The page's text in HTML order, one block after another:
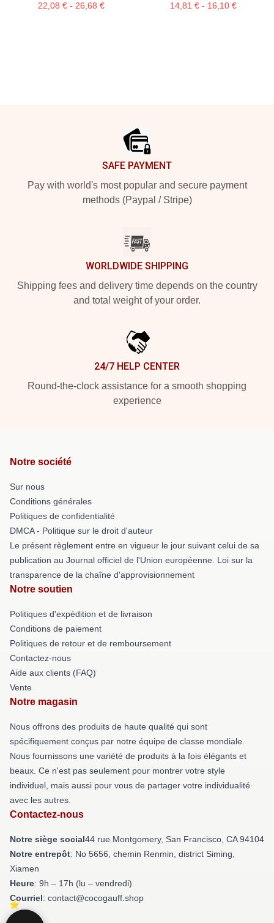
22,08 € - 26,68 € 14,81 € - 16,10 €
SAFE PAYMENT
Pay with world's most popular and secure payment
methods (Paypal / Stripe)
WORLDWIDE SHIPPING
Shipping fees and delivery time depends on the country
and total weight of your order.
24/7 HELP CENTER
Round-the-clock assistance for a smooth shopping
experience
Notre société
Sur nous
Conditions générales
Politiques de confidentialité
DMCA - Politique sur le droit d'auteur
Le présent règlement entre en vigueur le jour suivant celui de sa
publication au Journal officiel de l'Union européenne. Loi sur la
transparence de la chaîne d'approvisionnement
Notre soutien
Politiques d'expédition et de livraison
Conditions de paiement
Politiques de retour et de remboursement
Contactez-nous
Aide aux clients (FAQ)
Vente
Notre magasin
Nous offrons des produits de haute qualité qui sont
spécifiquement conçus par notre équipe de classe mondiale.
Nous fournissons une variété de produits à la fois élégants et
beaux. Ce n'est pas seulement pour montrer votre style
individuel, mais aussi pour vous de partager votre individualité
avec les autres.
Contactez-nous
Notre siège social44 rue Montgomery, San Francisco, CA 94104
Notre entrepôt: No 5656, chemin Renmin, district Siming,
Xiamen
Heure: 9h – 17h (lu – vendredi)
Courriel: contact@cocogauff.shop